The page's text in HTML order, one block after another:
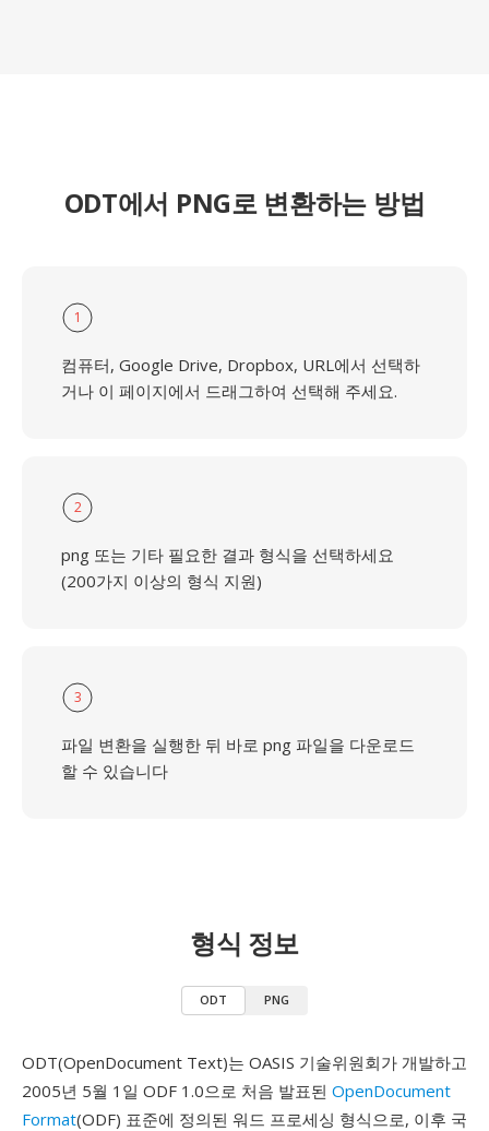
ODT에서 PNG로 변환하는 방법
1
컴퓨터, Google Drive, Dropbox, URL에서 선택하
거나 이 페이지에서 드래그하여 선택해 주세요.
2
png 또는 기타 필요한 결과 형식을 선택하세요
(200가지 이상의 형식 지원)
3
파일 변환을 실행한 뒤 바로 png 파일을 다운로드
할 수 있습니다
형식 정보
ODT PNG
ODT(OpenDocument Text)는 OASIS 기술위원회가 개발하고
2005년 5월 1일 ODF 1.0으로 처음 발표된 OpenDocument
Format(ODF) 표준에 정의된 워드 프로세싱 형식으로, 이후 국